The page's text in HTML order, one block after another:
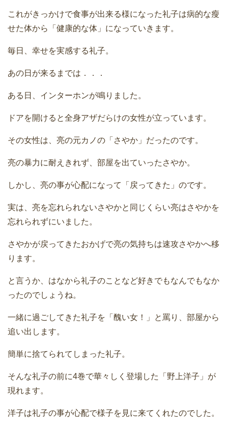
これがきっかけで食事が出来る様になった礼子は病的な瘦
せた体から「健康的な体」になっていきます。
毎日、幸せを実感する礼子。
あの日が来るまでは．．．
ある日、インターホンが鳴りました。
ドアを開けると全身アザだらけの女性が立っています。
その女性は、亮の元カノの「さやか」だったのです。
亮の暴力に耐えきれず、部屋を出ていったさやか。
しかし、亮の事が心配になって「戻ってきた」のです。
実は、亮を忘れられないさやかと同じくらい亮はさやかを
忘れられずにいました。
さやかが戻ってきたおかげで亮の気持ちは速攻さやかへ移
ります。
と言うか、はなから礼子のことなど好きでもなんでもなか
ったのでしょうね。
一緒に過ごしてきた礼子を「醜い女！」と罵り、部屋から
追い出します。
簡単に捨てられてしまった礼子。
そんな礼子の前に4巻で華々しく登場した「野上洋子」が
現れます。
洋子は礼子の事が心配で様子を見に来てくれたのでした。